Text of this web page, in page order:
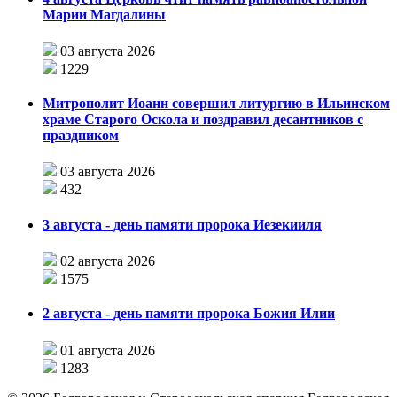
Марии Магдалины
03 августа 2026
1229
Митрополит Иоанн совершил литургию в Ильинском
храме Старого Оскола и поздравил десантников с
праздником
03 августа 2026
432
3 августа - день памяти пророка Иезекииля
02 августа 2026
1575
2 августа - день памяти пророка Божия Илии
01 августа 2026
1283